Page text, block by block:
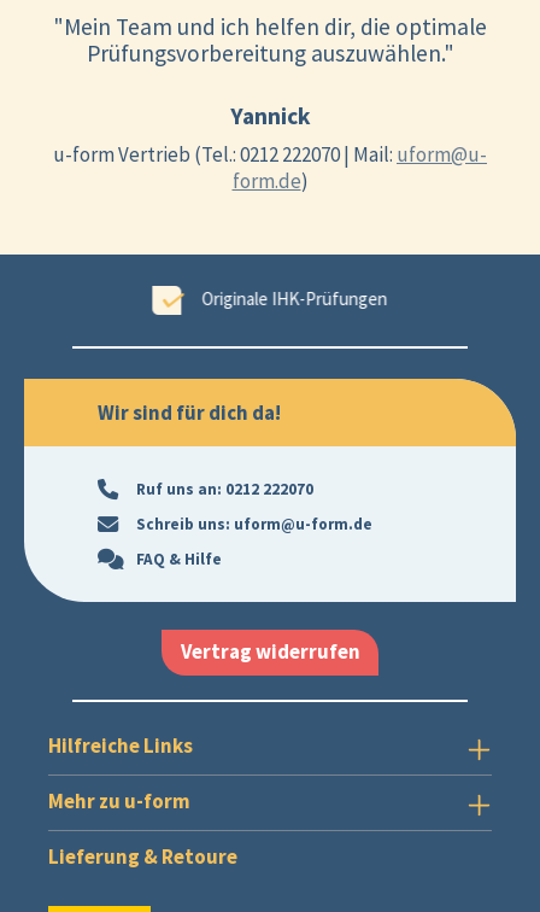
"Mein Team und ich helfen dir, die optimale
Prüfungsvorbereitung auszuwählen."
Yannick
u-form Vertrieb (Tel.: 0212 222070 | Mail: uform@u-
form.de)
99,6 % Erfolgsgarantie
Wir sind für dich da!
Ruf uns an: 0212 222070
Schreib uns: uform@u-form.de
FAQ & Hilfe
Vertrag widerrufen
Hilfreiche Links
Mehr zu u-form
Lieferung & Retoure